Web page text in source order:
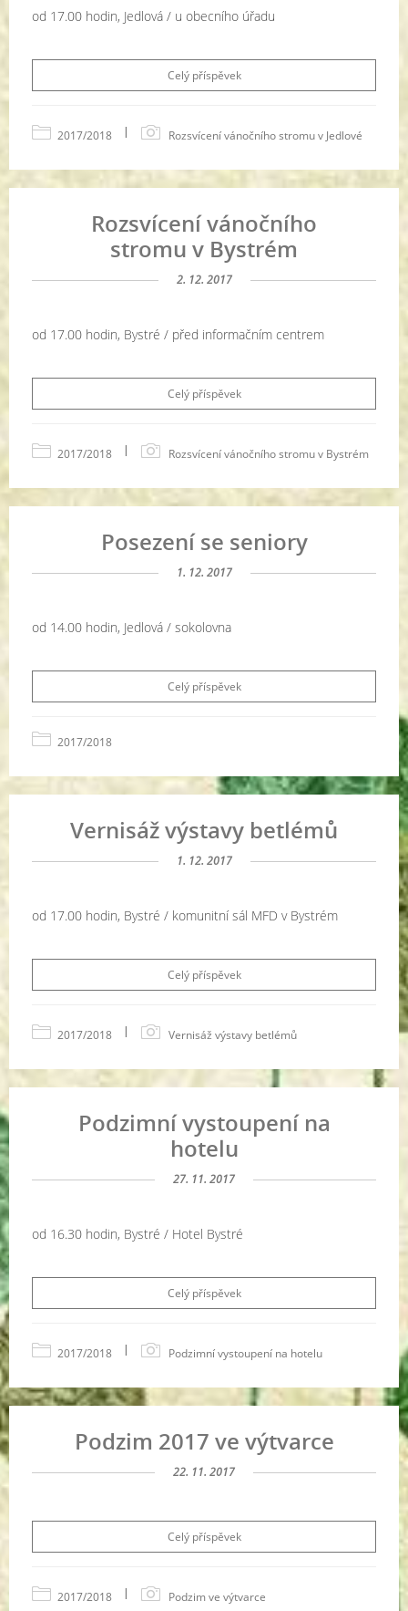
od 17.00 hodin, Jedlová / u obecního úřadu
Celý příspěvek
2017/2018 | Rozsvícení vánočního stromu v Jedlové
Rozsvícení vánočního
stromu v Bystrém
2. 12. 2017
od 17.00 hodin, Bystré / před informačním centrem
Celý příspěvek
2017/2018 | Rozsvícení vánočního stromu v Bystrém
Posezení se seniory
1. 12. 2017
od 14.00 hodin, Jedlová / sokolovna
Celý příspěvek
2017/2018
Vernisáž výstavy betlémů
1. 12. 2017
od 17.00 hodin, Bystré / komunitní sál MFD v Bystrém
Celý příspěvek
2017/2018 | Vernisáž výstavy betlémů
Podzimní vystoupení na
hotelu
27. 11. 2017
od 16.30 hodin, Bystré / Hotel Bystré
Celý příspěvek
2017/2018 | Podzimní vystoupení na hotelu
Podzim 2017 ve výtvarce
22. 11. 2017
Celý příspěvek
2017/2018 | Podzim ve výtvarce